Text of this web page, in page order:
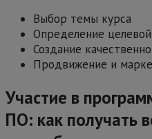
Выбор темы курса
Определение
Создание
Продвижение и
Участие в
ПО: как получать